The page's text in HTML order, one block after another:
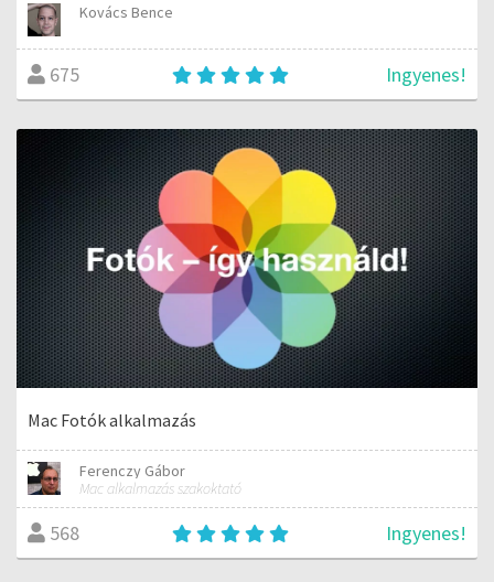
Kovács Bence
675 Ingyenes!
Mac Fotók alkalmazás
Ferenczy Gábor
Mac alkalmazás szakoktató
568 Ingyenes!